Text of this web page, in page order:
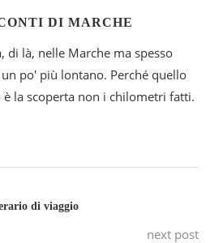
DI MARCHE
di là, nelle Marche ma spesso
po' più lontano. Perché quello
è la scoperta non i chilometri fatti.
di viaggio
next post